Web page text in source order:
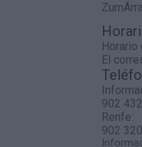
Horario
El
902
Renfe:
902